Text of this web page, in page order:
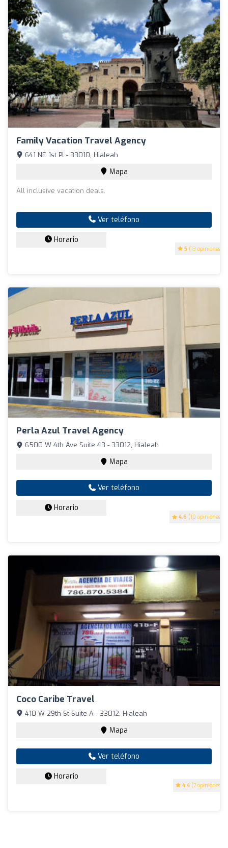
Family Vacation Travel Agency
5 (13 opiniones)
641 NE 1st Pl - 33010, Hialeah
Mapa
All inclusive vacation deals.
Ver teléfono
Horario
Perla Azul Travel Agency
4.6 (10 opiniones)
6500 W 4th Ave Suite 43 - 33012, Hialeah
Mapa
Ver teléfono
Horario
Coco Caribe Travel
4.4 (7 opiniones)
410 W 29th St Suite A - 33012, Hialeah
Mapa
Ver teléfono
Horario